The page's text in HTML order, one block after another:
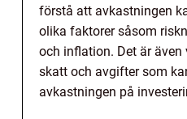
förstå att avkastningen
olika faktorer såsom
och inflation. Det är
skatt och avgifter som
avkastningen på